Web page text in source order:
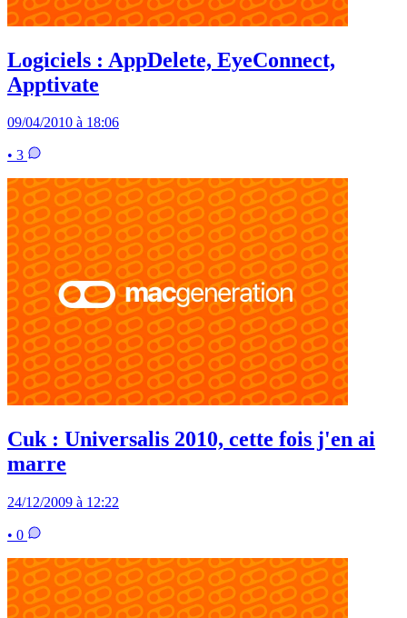
Logiciels : AppDelete, EyeConnect,
Apptivate
09/04/2010 à 18:06
• 3
Cuk : Universalis 2010, cette fois j'en ai
marre
24/12/2009 à 12:22
• 0